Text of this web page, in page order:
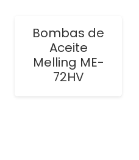
Bombas de
Aceite
Melling ME-
72HV